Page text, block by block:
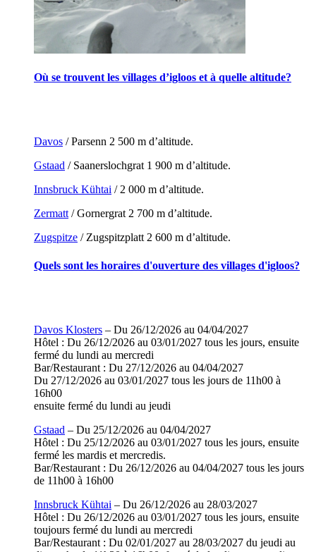
Où se trouvent les villages d’igloos et à quelle altitude?
Davos / Parsenn 2 500 m d’altitude.
Gstaad / Saanerslochgrat 1 900 m d’altitude.
Innsbruck Kühtai / 2 000 m d’altitude.
Zermatt/ Gornergrat 2 700 m d’altitude.
Zugspitze / Zugspitzplatt 2 600 m d’altitude.
Quels sont les horaires d'ouverture des villages d'igloos?
Davos Klosters – Du 26/12/2026 au 04/04/2027
Hôtel : Du 26/12/2026 au 03/01/2027 tous les jours, ensuite
fermé du lundi au mercredi
Bar/Restaurant : Du 27/12/2026 au 04/04/2027
Du 27/12/2026 au 03/01/2027 tous les jours de 11h00 à
16h00
ensuite fermé du lundi au jeudi
Gstaad – Du 25/12/2026 au 04/04/2027
Hôtel : Du 25/12/2026 au 03/01/2027 tous les jours, ensuite
fermé les mardis et mercredis.
Bar/Restaurant : Du 26/12/2026 au 04/04/2027 tous les jours
de 11h00 à 16h00
Innsbruck Kühtai – Du 26/12/2026 au 28/03/2027
Hôtel : Du 26/12/2026 au 03/01/2027 tous les jours, ensuite
toujours fermé du lundi au mercredi
Bar/Restaurant : Du 02/01/2027 au 28/03/2027 du jeudi au